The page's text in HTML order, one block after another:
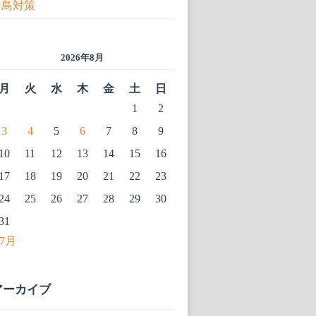
鳥対策
2026年8月
火 水 木 金 土
日
1
2
3
4 5 6 7 8
9
11 12 13 14 15
16
18 19 20 21 22
23
25 26 27 28 29
30
月
ーカイブ